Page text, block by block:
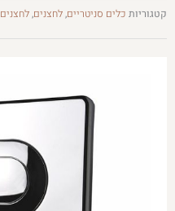
קטגוריות כלים סניטריים,לחצנים,